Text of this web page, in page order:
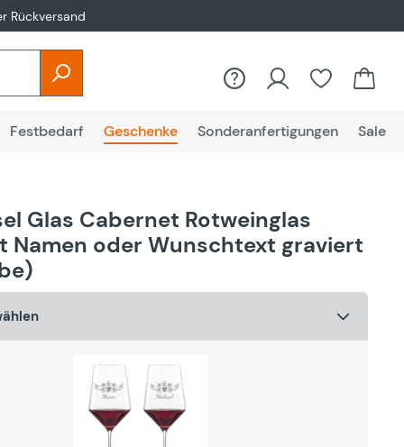
Rückversand
Du hast 0
Festbedarf Geschenke Sonderanfertigungen Sale
Glas Cabernet Rotweinglas
Namen oder Wunschtext graviert